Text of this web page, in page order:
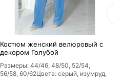
Костюм женский велюровый с
декором Голубой
Размеры: 44/46, 48/50, 52/54,
56/58, 60/62Цвета: серый, изумруд,